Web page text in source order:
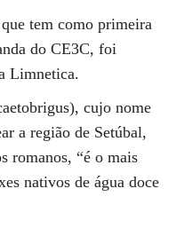
tem como primeira
do CE3C, foi
Limnetica.
cujo nome
a região de Setúbal,
romanos, “é o mais
nativos de água doce